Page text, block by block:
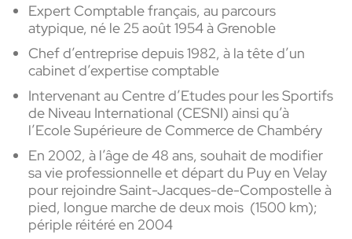
Expert Comptable français, au parcours
atypique, né le 25 août 1954 à Grenoble
Chef d’entreprise depuis 1982, à la tête d’un
cabinet d’expertise comptable
Intervenant au Centre d’Etudes pour les Sportifs
de Niveau International (CESNI) ainsi qu’à
l’Ecole Supérieure de Commerce de Chambéry
En 2002, à l’âge de 48 ans, souhait de modifier
sa vie professionnelle et départ du Puy en Velay
pour rejoindre Saint-Jacques-de-Compostelle à
pied, longue marche de deux mois (1500 km);
périple réitéré en 2004